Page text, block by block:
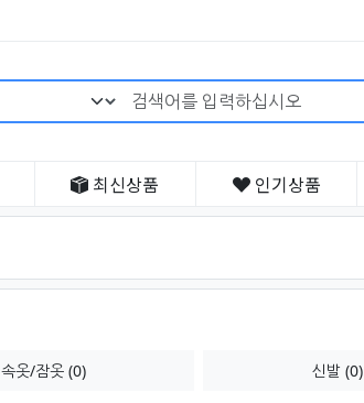
검색어 필수
최신상품 인기상품
속옷/잠옷 (0) 신발 (0)